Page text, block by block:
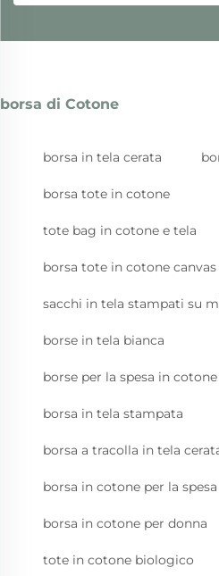
borsa di Cotone
borsa in tela cerata
borsa tote in cotone
tote bag in cotone e tela
borsa tote in cotone canvas
sacchi in tela stampati su
borse in tela bianca
borse per la spesa in cotone
borsa in tela stampata
borsa a tracolla in tela
borsa in cotone per la spesa
borsa in cotone per donna
tote in cotone biologico